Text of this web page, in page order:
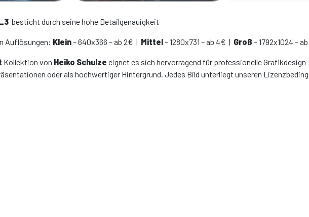
besticht durch seine hohe Detailgenauigkeit
Auflösungen: Klein– 640x366 – ab 2€ | Mittel– 1280x731 – ab 4€ | Groß – 1792x1024 –
Kollektion von Heiko Schulze eignet es sich hervorragend für professionelle Grafikdesign-
oder als hochwertiger Hintergrund. Jedes Bild unterliegt unseren